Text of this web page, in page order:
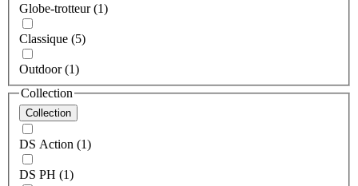
Globe-trotteur (1)
Classique (5)
Outdoor (1)
Collection
Collection
DS Action (1)
DS PH (1)